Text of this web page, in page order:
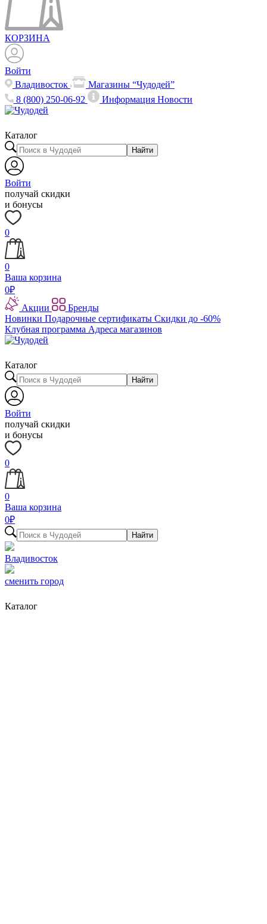
КОРЗИНА
Войти
Владивосток
Магазины “Чудодей”
8 (800) 250-06-92
ИнформацияНовости
Каталог
Найти
Войти
получай скидки
и бонусы
0
0
Ваша корзина
0₽
Акции
Бренды
Новинки Подарочные сертификаты Скидки до -60%
Клубная программа Адреса магазинов
Каталог
Найти
Войти
получай скидки
и бонусы
0
0
Ваша корзина
0₽
Найти
Владивосток
сменить город
Каталог